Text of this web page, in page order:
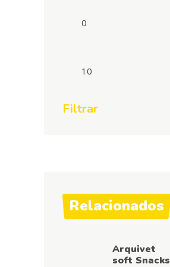
mínimo
máximo
Filtrar
Relacionados
Arquivet
soft Snacks